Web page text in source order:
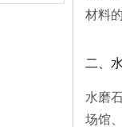
材料
二、
水磨
场馆